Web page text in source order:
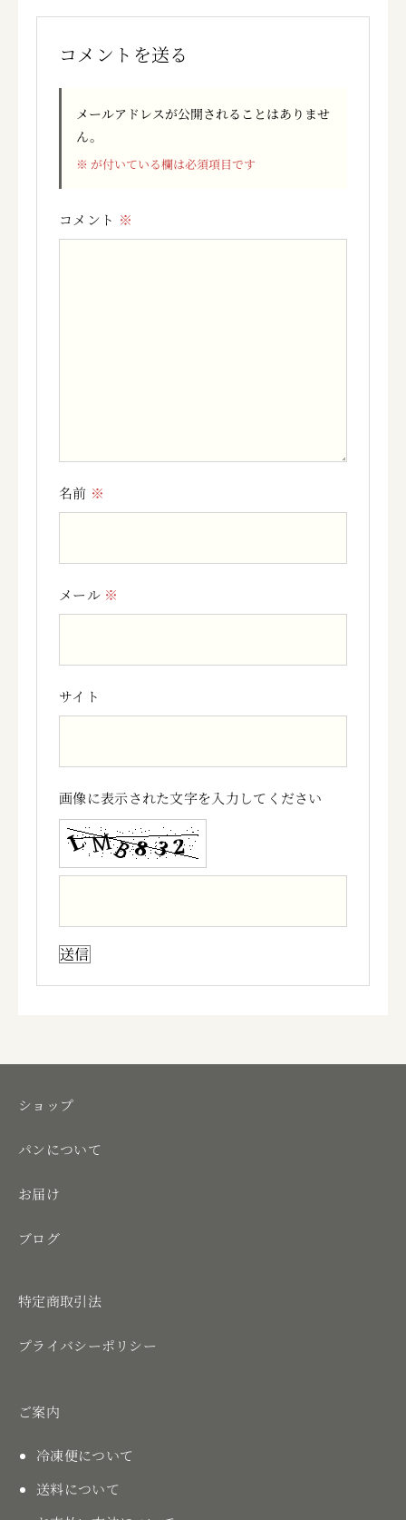
コメントを送る
メールアドレスが公開されることはありませ
ん。
※ が付いている欄は必須項目です
コメント ※
名前 ※
メール ※
サイト
画像に表示された文字を入力してください
ショップ
パンについて
お届け
ブログ
特定商取引法
プライバシーポリシー
ご案内
冷凍便について
送料について